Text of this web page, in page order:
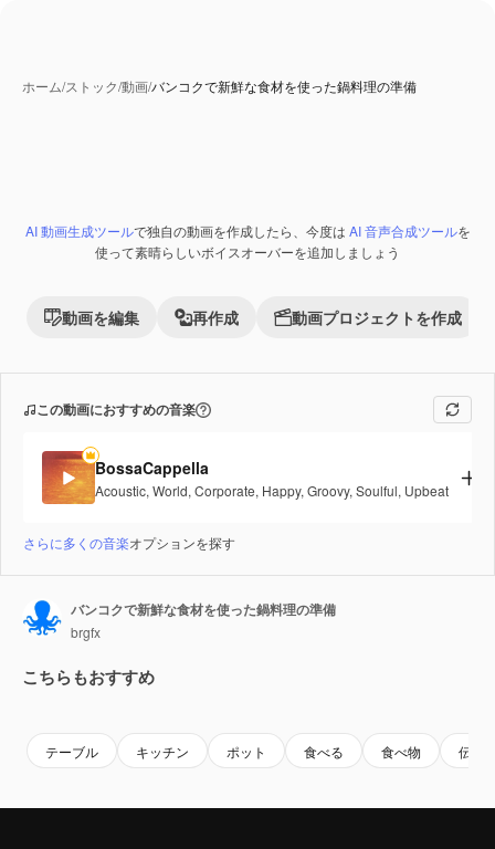
ホーム/ストック/動画/バンコクで新鮮な食材を使った鍋料理の準備
Premium
AI 動画生成ツールで独自の動画を作成したら、今度は AI 音声合成ツールを
使って素晴らしいボイスオーバーを追加しましょう
動画を編集 再作成 動画プロジェクトを作成
この動画におすすめの音楽
BossaCappella
Acoustic, World, Corporate, Happy, Groovy, Soulful, Upbeat
さらに多くの音楽オプションを探す
バンコクで新鮮な食材を使った鍋料理の準備
brgfx
こちらもおすすめ
テーブル キッチン ポット 食べる 食べ物 伝統